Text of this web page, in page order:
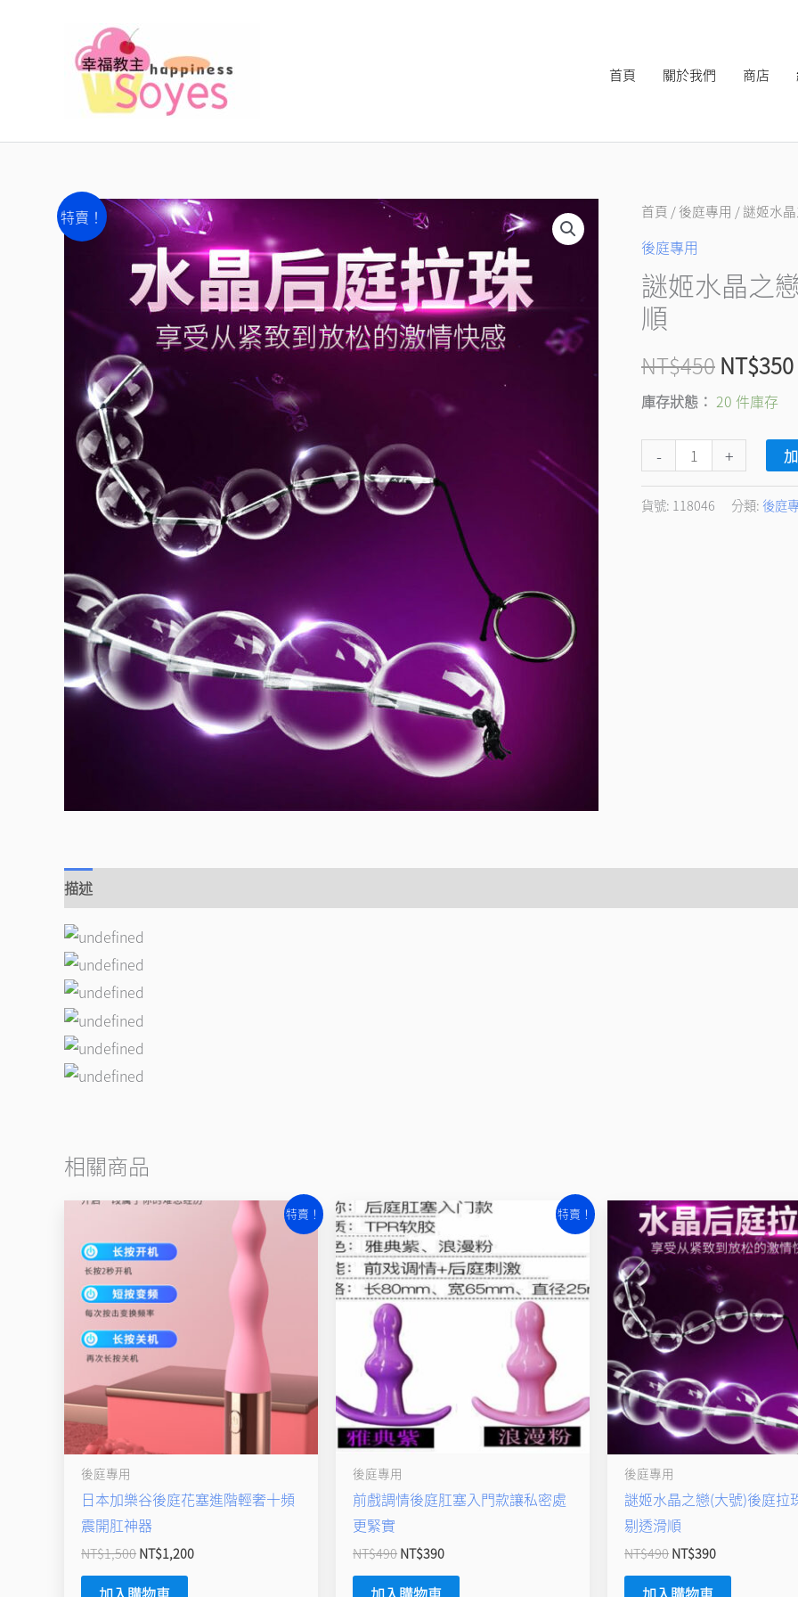
容
首頁 關於我們 商店
特賣！ 首頁 /後庭專用 / 謎姬水
後庭專用
謎姬水晶之
順
NT$450
原
價
NT$450。
NT$350
庫存狀態： 20 件庫存
-
謎
姬
水
晶
之
(中
號)
庭
拉
珠
+
貨號: 118046 分類: 後庭
描述
相關商品
特賣！
後庭專用
日本加樂谷後庭花塞進階輕奢十頻
震開肛神器
NT$1,500
原
價
格：
NT$1,200
目
NT$1,200。
特賣！
後庭專用
前戲調情後庭肛塞入門款讓私密處
更緊實
NT$490
原
始
價
格：
NT$490。
NT$390
目
價
格：
NT$390。
後庭專用
謎姬水晶之戀(大號)後庭拉
剔透滑順
NT$490
原
始
價
格：
NT$490。
NT$390
目
前
價
格：
NT$390。